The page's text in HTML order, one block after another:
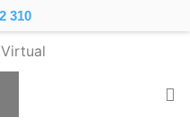
310